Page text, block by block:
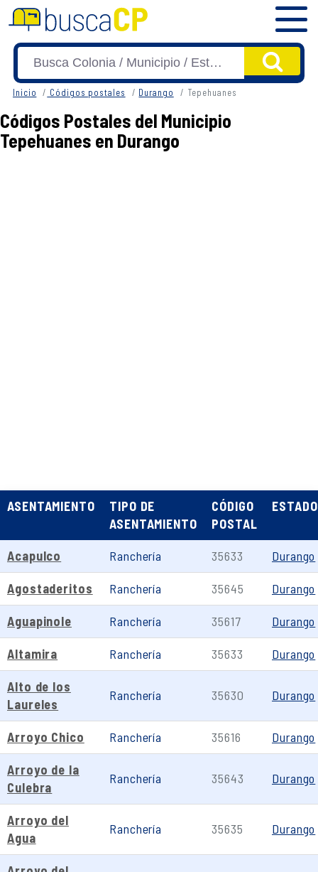
Inicio Códigos postales Durango Tepehuanes
Códigos Postales del Municipio
Tepehuanes en Durango
ASENTAMIENTO
TIPO DE
ASENTAMIENTO
CÓDIGO
POSTAL
ESTADO
Acapulco Ranchería 35633 Durango
Agostaderitos Ranchería 35645 Durango
Aguapinole Ranchería 35617 Durango
Altamira Ranchería 35633 Durango
Alto de los
Laureles
Ranchería 35630 Durango
Arroyo Chico Ranchería 35616 Durango
Arroyo de la
Culebra
Ranchería 35643 Durango
Arroyo del
Agua
Ranchería 35635 Durango